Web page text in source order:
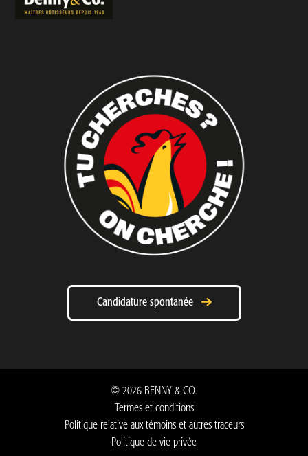
Candidature spontanée
© 2026 BENNY & CO.
Termes et conditions
Politique relative aux témoins et autres traceurs
Politique de vie privée